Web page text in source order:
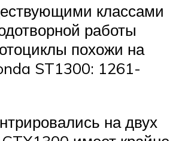
классами
работы
похожи на
ST1300: 1261-
на двух